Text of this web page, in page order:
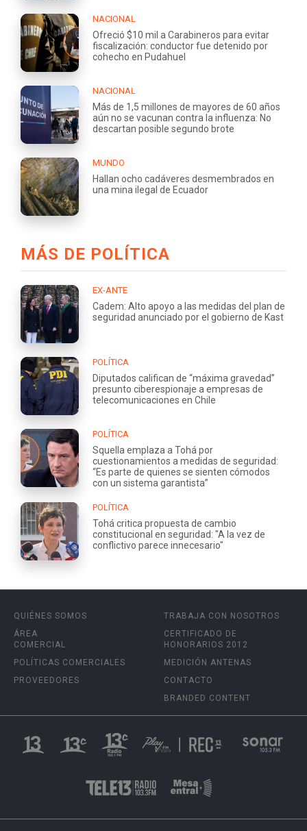
NACIONAL
Ofreció $10 mil a Carabineros para evitar
fiscalización: conductor fue detenido por
cohecho en Pudahuel
NACIONAL
Más de 1,5 millones de mayores de 60 años
aún no se vacunan contra la influenza: No
descartan posible segundo brote
MUNDO
Hallan ocho cadáveres desmembrados en
una mina ilegal de Ecuador
MÁS DE POLÍTICA
EX-ANTE
Cadem: Alto apoyo a las medidas del plan de
seguridad anunciado por el gobierno de Kast
POLÍTICA
Diputados califican de “máxima gravedad”
presunto ciberespionaje a empresas de
telecomunicaciones en Chile
POLÍTICA
Squella emplaza a Tohá por
cuestionamientos a medidas de seguridad:
“Es parte de quienes se sienten cómodos
con un sistema garantista”
POLÍTICA
Tohá critica propuesta de cambio
constitucional en seguridad: "A la vez de
conflictivo parece innecesario"
QUIÉNES SOMOS
ÁREA
COMERCIAL
POLÍTICAS COMERCIALES
PROVEEDORES
TRABAJA CON NOSOTROS
CERTIFICADO DE
HONORARIOS 2012
MEDICIÓN ANTENAS
CONTACTO
BRANDED CONTENT